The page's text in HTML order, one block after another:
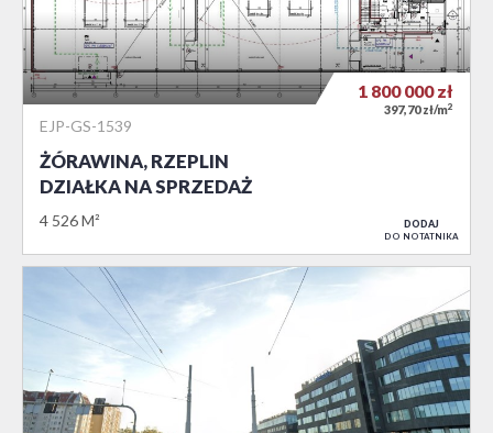
EJP-GS-1539
ŻÓRAWINA, RZEPLIN
DZIAŁKA NA SPRZEDAŻ
4 526 M²
1 800 000zł
397,70 zł/m2
DODAJ
DO NOTATNIKA